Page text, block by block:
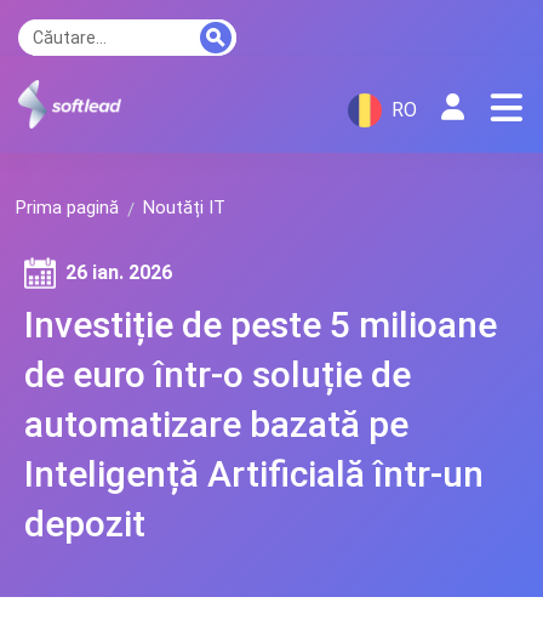
RO
Prima pagină Noutăți IT
Investiție de peste 5 milioane
de euro într-o soluție de
automatizare bazată pe
Inteligență Artificială într-un
depozit
26 ian. 2026